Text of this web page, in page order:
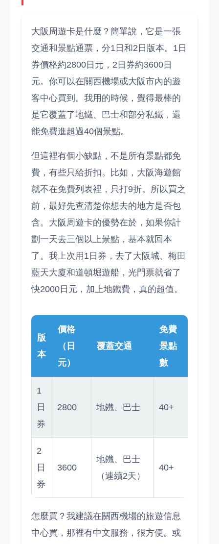
大阪周遊卡是什麼？簡單說，它是一張
交通和景點通票，分1日和2日版本。1日
券價格約2800日元，2日券約3600日
元。你可以在關西機場或大阪市內的遊
客中心買到。我用的時候，覺得最棒的
是它覆蓋了地鐵、巴士和部分私鐵，還
能免費進超過40個景點。
但這裡有個小缺點，不是所有景點都免
費，有些只給折扣。比如，大阪海遊館
就不在免費列表裡，只打9折。所以買之
前，最好先查清楚你想去的地方是否包
含。大阪周遊卡的優勢在於，如果你計
劃一天去三個以上景點，基本就回本
了。我上次用1日券，去了大阪城、梅田
藍天大廈和道頓堀遊船，光門票就省了
快2000日元，加上地鐵費，真的超值。
版
本
價格
（日
元）
覆蓋交通
免費
景點
數
1
日
券
2800 地鐵、巴士 40+
2
日
券
3600
地鐵、巴士
（連續2天）
40+
怎麼買？我建議在關西機場的旅遊信息
中心買，那裡有中文服務，很方便。或